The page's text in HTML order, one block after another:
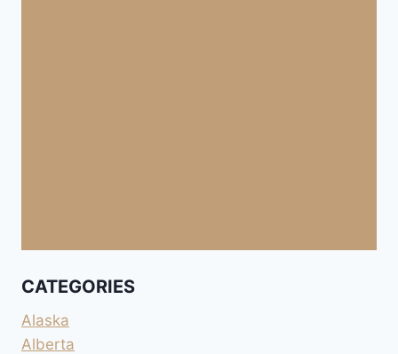
CATEGORIES
Alaska
Alberta